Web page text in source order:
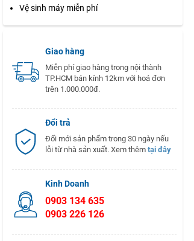
Vệ sinh máy miễn phí
Giao hàng
Miễn phí giao hàng trong nội thành
TP.HCM bán kính 12km với hoá đơn
trên 1.000.000đ.
Đổi trả
Đổi mới sản phẩm trong 30 ngày nếu
lỗi từ nhà sản xuất. Xem thêm tại đây
Kinh Doanh
0903 134 635
0903 226 126